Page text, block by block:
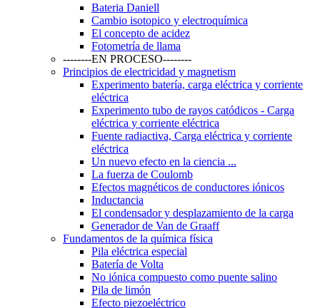
Bateria Daniell
Cambio isotopico y electroquímica
El concepto de acidez
Fotometría de llama
--------EN PROCESO--------
Principios de electricidad y magnetism
Experimento batería, carga eléctrica y corriente
eléctrica
Experimento tubo de rayos catódicos - Carga
eléctrica y corriente eléctrica
Fuente radiactiva, Carga eléctrica y corriente
eléctrica
Un nuevo efecto en la ciencia ...
La fuerza de Coulomb
Efectos magnéticos de conductores iónicos
Inductancia
El condensador y desplazamiento de la carga
Generador de Van de Graaff
Fundamentos de la química física
Pila eléctrica especial
Batería de Volta
No iónica compuesto como puente salino
Pila de limón
Efecto piezoeléctrico